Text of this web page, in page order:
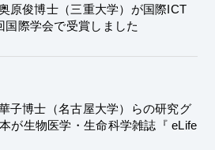
原俊博士（三重大学）が国際ICT
国際学会で受賞しました
子博士（名古屋大学）らの研究グ
が生物医学・生命科学雑誌『 eLife